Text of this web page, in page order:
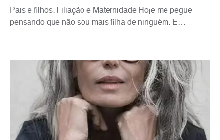
Pais e filhos: Filiação e Maternidade Hoje me peguei
pensando que não sou mais filha de ninguém. E…